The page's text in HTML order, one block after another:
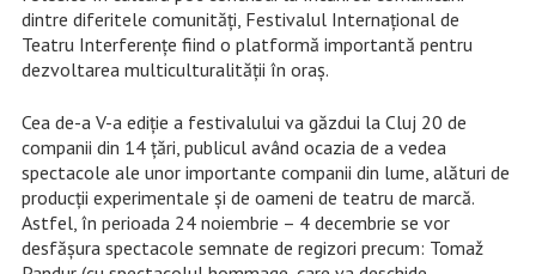
dintre diferitele comunități, Festivalul Internațional de
Teatru Interferențe fiind o platformă importantă pentru
dezvoltarea multiculturalității în oraș.
Cea de-a V-a ediție a festivalului va găzdui la Cluj 20 de
companii din 14 ţări, publicul având ocazia de a vedea
spectacole ale unor importante companii din lume, alături de
producţii experimentale și de oameni de teatru de marcă.
Astfel, în perioada 24 noiembrie – 4 decembrie se vor
desfășura spectacole semnate de regizori precum: Tomaž